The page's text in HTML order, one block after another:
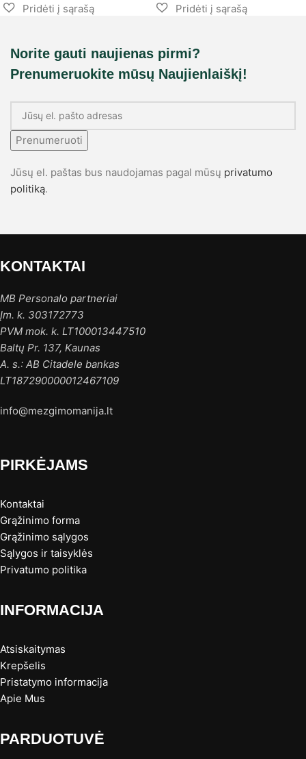
Norite gauti naujienas pirmi?
Prenumeruokite mūsų Naujienlaiškį!
Prenumeruoti
Jūsų el. paštas bus naudojamas pagal mūsų privatumo
politiką.
KONTAKTAI
MB Personalo partneriai
Įm. k. 303172773
PVM mok. k. LT100013447510
Baltų Pr. 137, Kaunas
A. s.: AB Citadele bankas
LT187290000012467109
info@mezgimomanija.lt
PIRKĖJAMS
Kontaktai
Grąžinimo forma
Grąžinimo sąlygos
Sąlygos ir taisyklės
Privatumo politika
INFORMACIJA
Atsiskaitymas
Krepšelis
Pristatymo informacija
Apie Mus
PARDUOTUVĖ